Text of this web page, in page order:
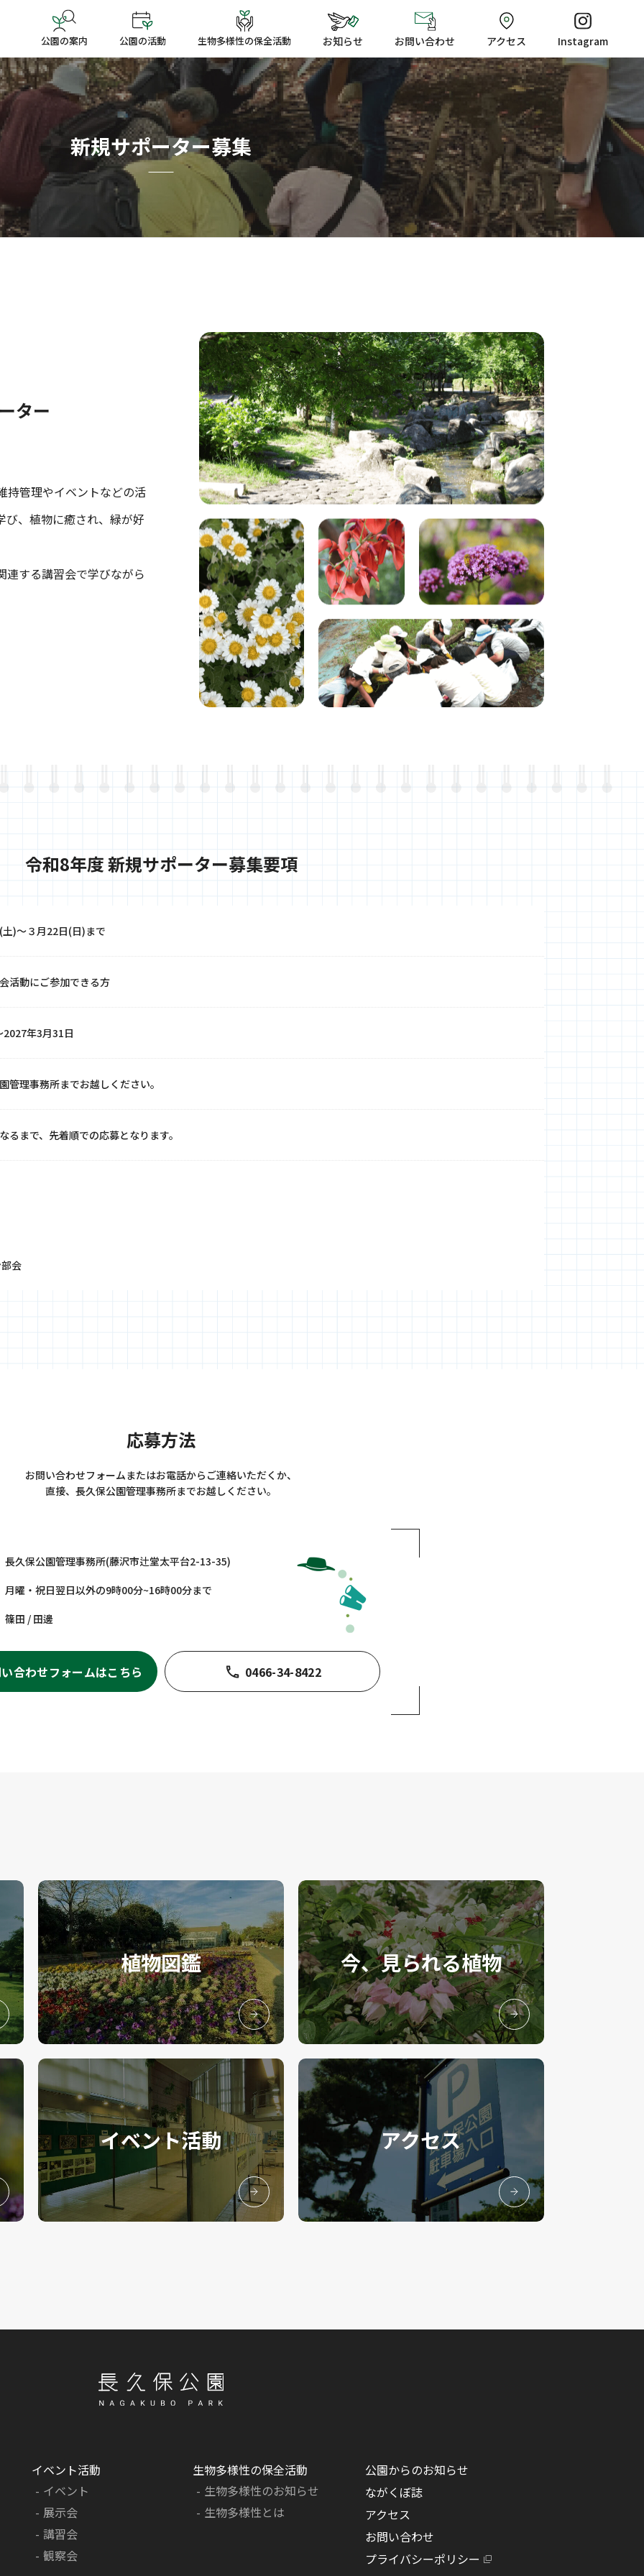
公園の案内 公園の活動 生物多様性の保全活動 お知らせ お問い合わせ アクセス Instagram
新規サポーター募集
ター
持管理やイベントなどの活
び、植物に癒され、緑が好
連する講習会で学びながら
令和8年度 新規サポーター募集要項
)～３月22日(日)まで
活動にご参加できる方
年3月31日
管理事務所までお越しください。
るまで、先着順での応募となります。
会
応募方法
お問い合わせフォームまたはお電話からご連絡いただくか、
直接、長久保公園管理事務所までお越しください。
長久保公園管理事務所(藤沢市辻堂太平台2-13-35)
月曜・祝日翌日以外の9時00分~16時00分まで
篠田 / 田邊
合わせフォームはこちら 0466-34-8422
植物図鑑 今、見られる植物
イベント活動 アクセス
イベント活動
イベント
展示会
講習会
観察会
生物多様性の保全活動
生物多様性のお知らせ
生物多様性とは
公園からのお知らせ
ながくぼ誌
アクセス
お問い合わせ
プライバシーポリシー